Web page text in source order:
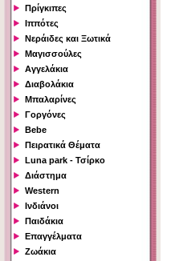
Πρίγκιπες
Ιππότες
Νεράιδες και Ξωτικά
Μαγισσούλες
Αγγελάκια
Διαβολάκια
Μπαλαρίνες
Γοργόνες
Bebe
Πειρατικά Θέματα
Luna park - Τσίρκο
Διάστημα
Western
Ινδιάνοι
Παιδάκια
Επαγγέλματα
Ζωάκια